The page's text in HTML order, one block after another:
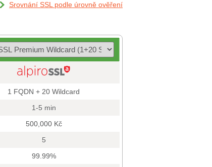
Srovnání SSL podle úrovně ověření
1 FQDN + 20 Wildcard
1-5 min
500,000 Kč
5
99.99%